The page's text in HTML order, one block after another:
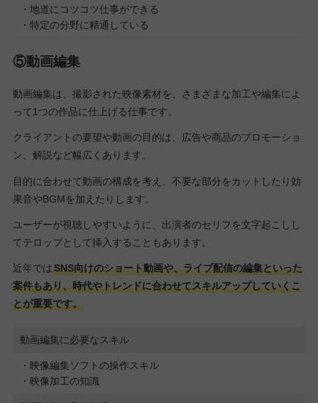
・地道にコツコツ仕事ができる
・特定の分野に精通している
⑤動画編集
動画編集は、撮影された映像素材を、さまざまな加工や編集によ
って1つの作品に仕上げる仕事です。
クライアントの要望や動画の目的は、広告や商品のプロモーショ
ン、解説など幅広くあります。
目的に合わせて動画の構成を考え、不要な部分をカットしたり効
果音やBGMを加えたりします。
ユーザーが視聴しやすいように、出演者のセリフを文字起こしし
てテロップとして挿入することもあります。
近年ではSNS向けのショート動画や、ライブ配信の編集といった
案件もあり、時代やトレンドに合わせてスキルアップしていくこ
とが重要です。
動画編集に必要なスキル
・映像編集ソフトの操作スキル
・映像加工の知識